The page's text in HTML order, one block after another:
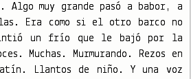
Algo muy grande pasó a babor, a
Era como si el otro barco no
un frío que le bajó por la
Muchas. Murmurando. Rezos en
Llantos de niño. Y una voz